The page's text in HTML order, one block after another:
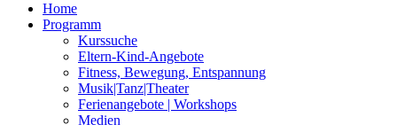
Home
Programm
Kurssuche
Eltern-Kind-Angebote
Fitness, Bewegung, Entspannung
Musik|Tanz|Theater
Ferienangebote | Workshops
Medien